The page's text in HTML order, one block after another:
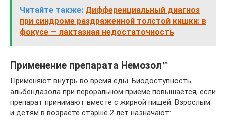
Читайте также: Дифференциальный диагноз
при синдроме раздраженной толстой кишки: в
фокусе — лактазная недостаточность
Применение препарата Немозол™
Применяют внутрь во время еды. Биодоступность
альбендазола при пероральном приеме повышается, если
препарат принимают вместе с жирной пищей. Взрослым
и детям в возрасте старше 2 лет назначают: